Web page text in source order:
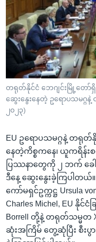
ပင်မ
ညွန်း
စာမျက်နှာ
ကျော်
ကြည့်
ရန်
ရှာဖွေ
နေရာ
သို့
ကျော်
ရန်
ရုပ်ရှင်ထဲက အင်္ဂလိပ်စာ
သုတပဒေသာ အင်္ဂလိပ်စာ
ရေဒီယို/တီဗွီအစီအစဉ်
Learning English
ဗွီအိုအေ လူမှုကွန်ယက်များ
ဘာသာစကားများ
တရုတ်နိုင်ငံ ဘေဂျင်းမြို့တော်
ဆွေးနွေးနေတဲ့ ဥရောပသမဂ္ဂနဲ့
၂၀၂၃)
EU ဥရောပသမဂ္ဂနဲ့ တရုတ်
နေတဲ့ကိစ္စကနေ၊ ယူကရိန်
ပြဿနာတွေကို ၂ ဘက် ခေါ
ဒီနေ့ ဆွေးနွေးခဲ့ကြပါတ
ကော်မရှင်ဥက္ကဋ္ဌ Ursula
Charles Michel, EU နိုင်
Borrell တို့နဲ့ တရုတ်သမ္မတ
ဆုံးအကြိမ် တွေ့ဆုံပြီး စီးပွာ